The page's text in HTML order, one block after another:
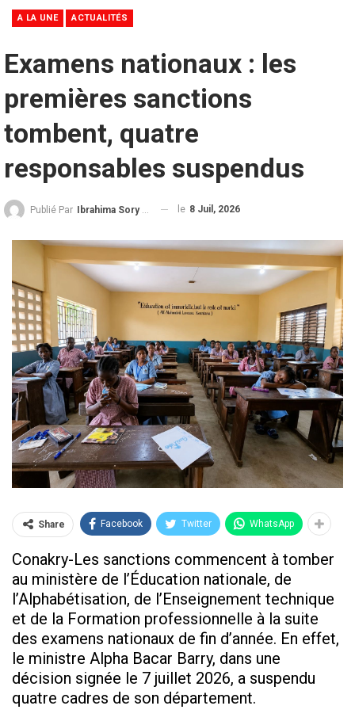
A LA UNE ACTUALITÉS
Examens nationaux : les
premières sanctions
tombent, quatre
responsables suspendus
Publié Par Ibrahima Sory Diallo le 8 Juil, 2026
Share Facebook Twitter WhatsApp
Conakry-Les sanctions commencent à tomber
au ministère de l’Éducation nationale, de
l’Alphabétisation, de l’Enseignement technique
et de la Formation professionnelle à la suite
des examens nationaux de fin d’année. En effet,
le ministre Alpha Bacar Barry, dans une
décision signée le 7 juillet 2026, a suspendu
quatre cadres de son département.